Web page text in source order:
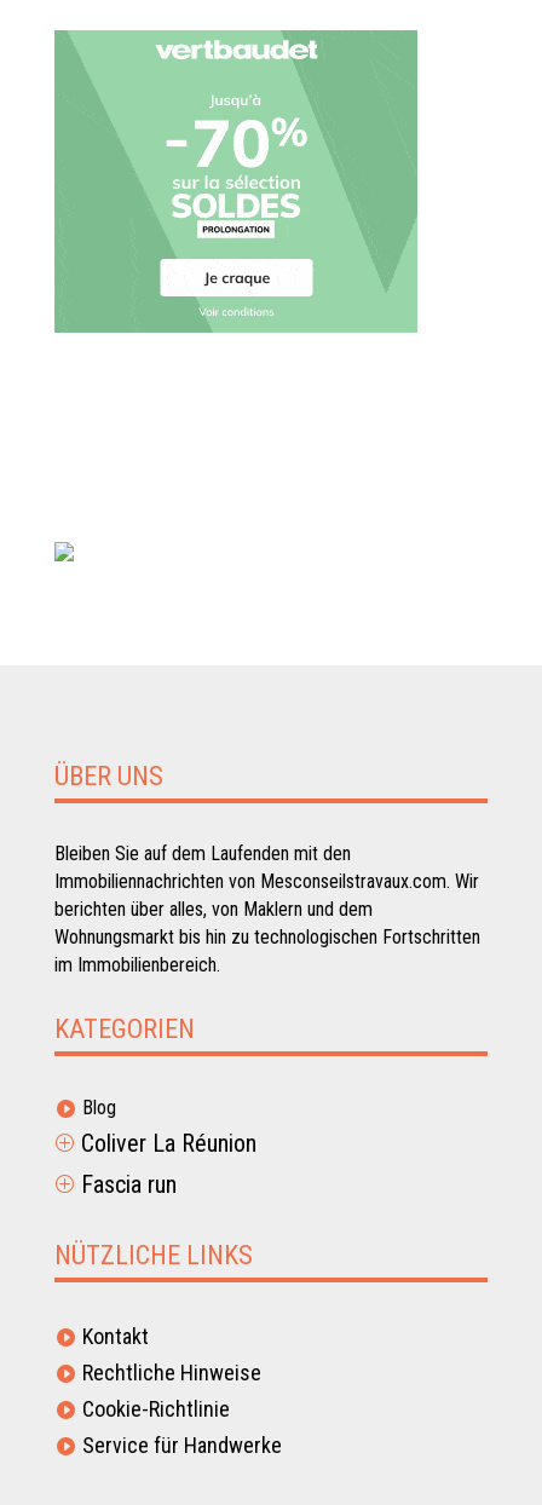
ÜBER UNS
Bleiben Sie auf dem Laufenden mit den
Immobiliennachrichten von Mesconseilstravaux.com. Wir
berichten über alles, von Maklern und dem
Wohnungsmarkt bis hin zu technologischen Fortschritten
im Immobilienbereich.
KATEGORIEN
 Blog
P Coliver La Réunion
P Fascia run
NÜTZLICHE LINKS
 Kontakt
 Rechtliche Hinweise
 Cookie-Richtlinie
 Service für Handwerke